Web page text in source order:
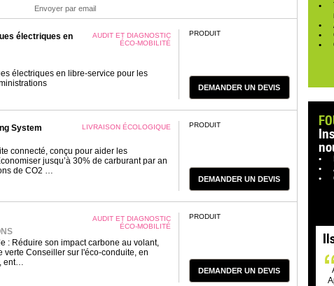
Envoyer par email
AUDIT ET DIAGNOSTIC
ÉCO-MOBILITÉ
électriques en
électriques en libre-service pour les
PRODUIT
DEMANDER UN DEVIS
LIVRAISON ÉCOLOGIQUE
System
connecté, conçu pour aider les
jusqu’à 30% de carburant par an
de CO2 …
PRODUIT
DEMANDER UN DEVIS
AUDIT ET DIAGNOSTIC
ÉCO-MOBILITÉ
: Réduire son impact carbone au volant,
verte Conseiller sur l'éco-conduite, en
ent…
PRODUIT
DEMANDER UN DEVIS